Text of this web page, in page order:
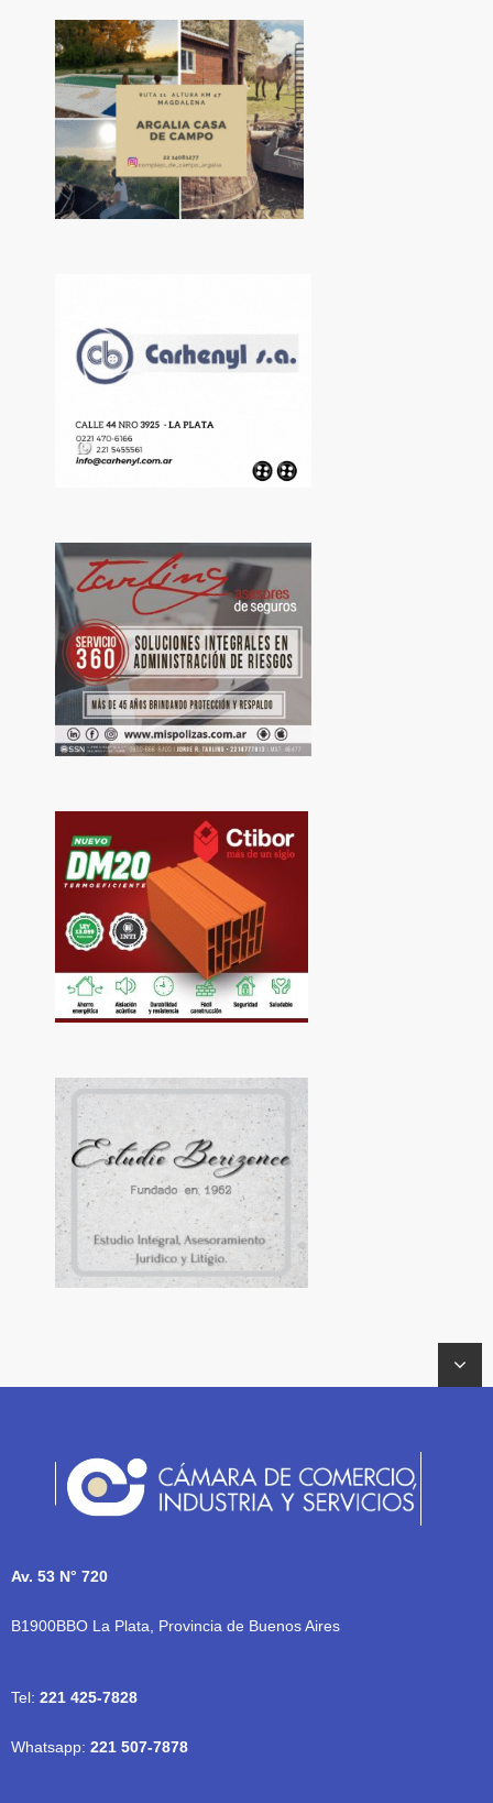
Av. 53 N° 720
B1900BBO La Plata, Provincia de Buenos Aires
Tel: 221 425-7828
Whatsapp: 221 507-7878